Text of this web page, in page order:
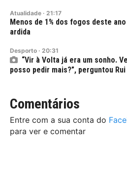
Atualidade · 21:17
Menos de 1% dos fogos deste
ardida
Desporto · 20:31
“Vir à Volta já era um sonho.
posso pedir mais?”, perguntou
Comentários
Entre com a sua conta do
para ver e comentar